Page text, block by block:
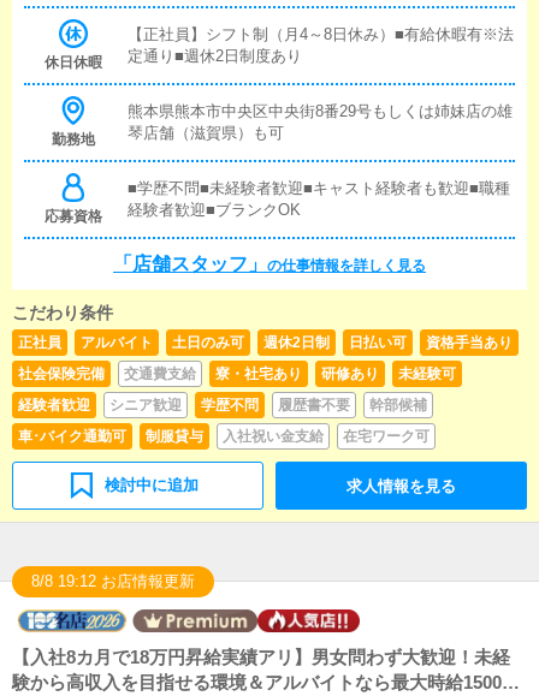
ュアルや、先輩スタッフに付いて業務内容を見ながら
徐々に覚えていただきますので、未経験の方でも安心
して働けます。■キャスト管理お店で働いていただいて
行っていただきます。■企画の立案店舗イベントや店舗
運営など様々な企画を提案していただきます。【新規
のお客様の増加】【お客様のリピート率の向上】【キ
ャストの方の入店数の増加】など、売上UPに繋がる施
策の提案を行っていただきます。■PC更新業務ヘブン
行っていただきます。キャストの出勤情報やイベン
ト、求人ブログの作成となります。基本的にはボタン
を押すだけや、ブログの更新時に簡単に文字が入力出
ます。■清掃・備品管理お客様やキャストの方に快適に
お過ごしいただくため、店内の清掃や備品の管理・補
充を行っていただきます。
休日休暇
【正社員】シフト制（月4～8日休み）■有給休暇有※法
定通り■週休2日制度あり
勤務地
熊本県熊本市中央区中央街8番29号もしくは姉妹店の雄
琴店舗（滋賀県）も可
応募資格
■学歴不問■未経験者歓迎■キャスト経験者も歓迎■職種
経験者歓迎■ブランクOK
「店舗スタッフ」 の仕事情報を詳しく見る
こだわり条件
正社員 アルバイト 土日のみ可 週休2日制 日払い可
資格手当あり
社会保険完備
交通費支給 寮・社宅あり 研修あり
未経験可
経験者歓迎
シニア歓迎 学歴不問 履歴書不要
幹部候補
車･バイク通勤可
制服貸与 入社祝い金支給 在宅ワーク可
検討中に追加 求人情報を見る
8/8 19:12 お店情報更新
【入社8カ月で18万円昇給実績アリ】男女問わず大歓迎！未経
験から高収入を目指せる環境＆アルバイトなら最大時給1500円